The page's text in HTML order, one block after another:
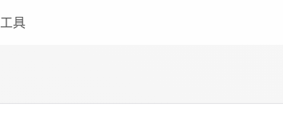
具